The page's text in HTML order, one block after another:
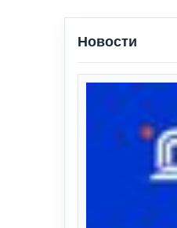
Новости